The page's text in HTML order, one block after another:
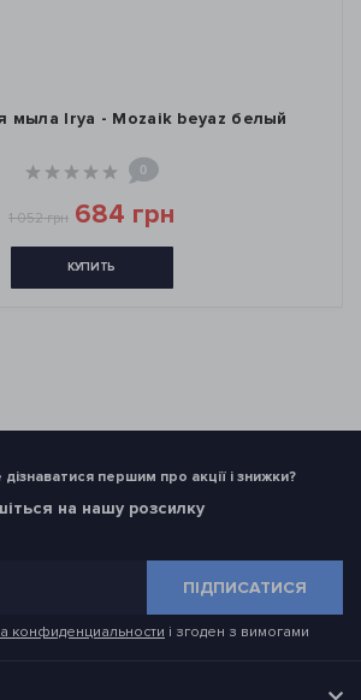
мыла Irya - Mozaik beyaz белый
0
1 052 грн 684 грн
КУПИТЬ
першим про акції і знижки?
на нашу розсилку
ПІДПИСАТИСЯ
конфиденциальности і згоден з вимогами